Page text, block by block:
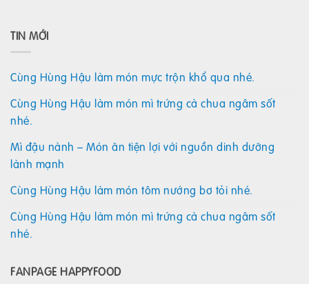
TIN MỚI
Cùng Hùng Hậu làm món mực trộn khổ qua nhé.
Cùng Hùng Hậu làm món mì trứng cà chua ngâm sốt
nhé.
Mì đậu nành – Món ăn tiện lợi với nguồn dinh dưỡng
lành mạnh
Cùng Hùng Hậu làm món tôm nướng bơ tỏi nhé.
Cùng Hùng Hậu làm món mì trứng cà chua ngâm sốt
nhé.
FANPAGE HAPPYFOOD